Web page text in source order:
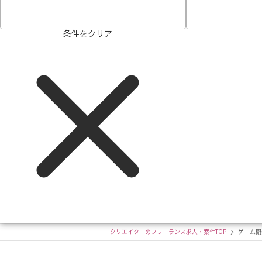
条件をクリア
クリエイターのフリーランス求人・案件TOP ゲーム